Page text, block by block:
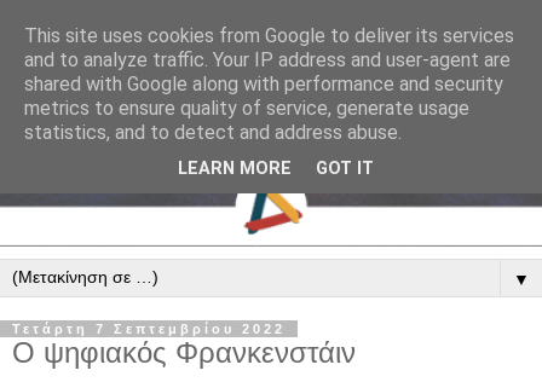
▼
Τετάρτη 7 Σεπτεμβρίου 2022
Ο ψηφιακός Φρανκενστάιν
This site uses cookies from Google to deliver its services
and to analyze traffic. Your IP address and user-agent are
shared with Google along with performance and security
metrics to ensure quality of service, generate usage
statistics, and to detect and address abuse.
LEARN MORE GOT IT